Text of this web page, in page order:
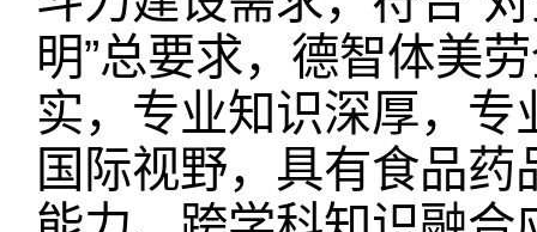
明”总要求，德智体美
实，专业知识深厚，
国际视野，具有食品